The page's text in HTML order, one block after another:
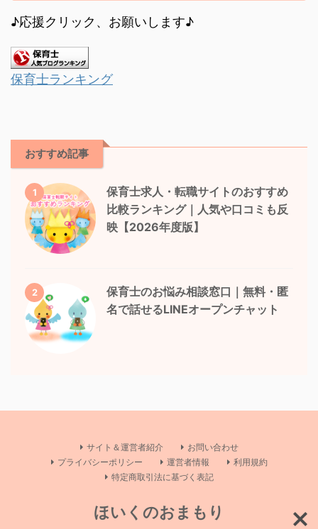
♪応援クリック、お願いします♪
保育士ランキング
おすすめ記事
1
保育士求人・転職サイトのおすすめ
比較ランキング｜人気や口コミも反
映【2026年度版】
2
保育士のお悩み相談窓口｜無料・匿
名で話せるLINEオープンチャット
サイト＆運営者紹介
お問い合わせ
プライバシーポリシー
運営者情報
利用規約
特定商取引法に基づく表記
ほいくのおまもり